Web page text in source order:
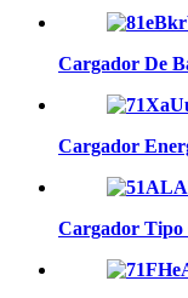
Cargador De
Cargador
Cargador